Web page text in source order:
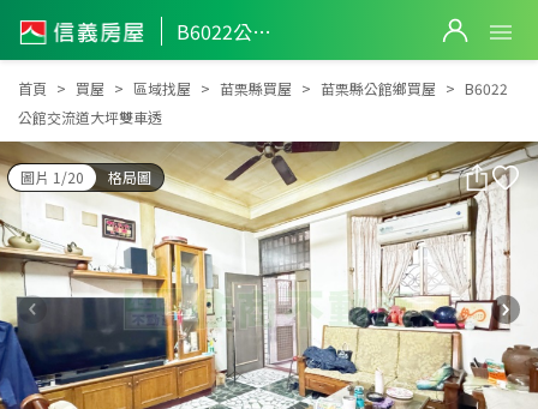
B6022公館交流道大坪雙車透
B6022公館交流道大坪雙車透
首頁 買屋 區域找屋 苗栗縣買屋 苗栗縣公館鄉買屋
B6022
公館交流道大坪雙車透
圖片 1/20 格局圖